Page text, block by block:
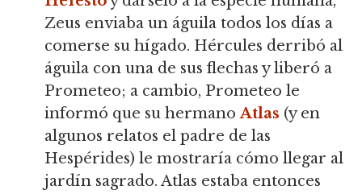
Zeus enviaba un águila todos los días a
comerse su hígado. Hércules derribó al
águila con una de sus flechas y liberó a
Prometeo; a cambio, Prometeo le
informó que su hermanoAtlas (y en
algunos relatos el padre de las
Hespérides) le mostraría cómo llegar al
jardín sagrado. Atlas estaba entonces